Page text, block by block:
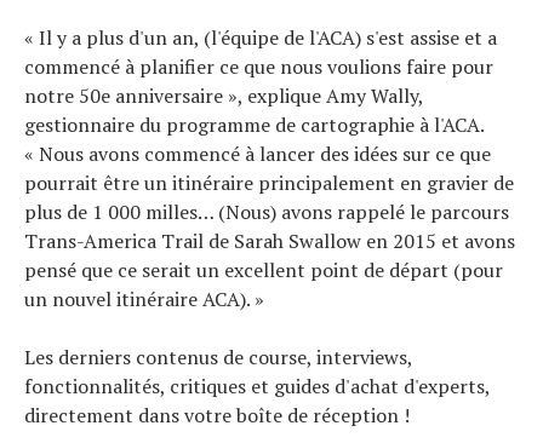
« Il y a plus d'un an, (l'équipe de l'ACA) s'est assise et a
commencé à planifier ce que nous voulions faire pour
notre 50e anniversaire », explique Amy Wally,
gestionnaire du programme de cartographie à l'ACA.
« Nous avons commencé à lancer des idées sur ce que
pourrait être un itinéraire principalement en gravier de
plus de 1 000 milles… (Nous) avons rappelé le parcours
Trans-America Trail de Sarah Swallow en 2015 et avons
pensé que ce serait un excellent point de départ (pour
un nouvel itinéraire ACA). »
Les derniers contenus de course, interviews,
fonctionnalités, critiques et guides d'achat d'experts,
directement dans votre boîte de réception !